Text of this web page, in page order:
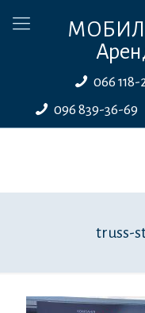
066
096 839-36-69
truss-